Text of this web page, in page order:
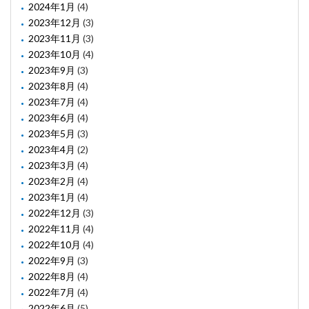
2024年1月 (4)
2023年12月 (3)
2023年11月 (3)
2023年10月 (4)
2023年9月 (3)
2023年8月 (4)
2023年7月 (4)
2023年6月 (4)
2023年5月 (3)
2023年4月 (2)
2023年3月 (4)
2023年2月 (4)
2023年1月 (4)
2022年12月 (3)
2022年11月 (4)
2022年10月 (4)
2022年9月 (3)
2022年8月 (4)
2022年7月 (4)